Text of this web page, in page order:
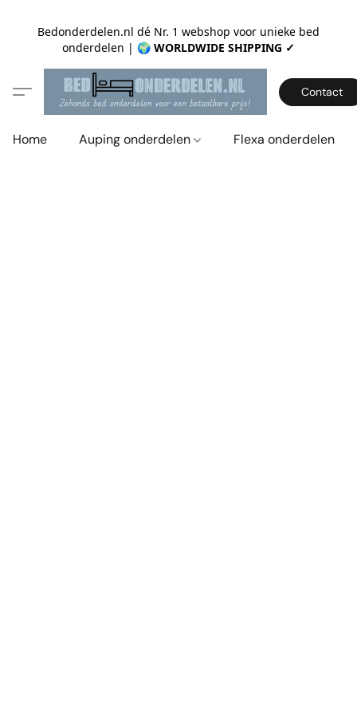
Bedonderdelen.nl dé Nr. 1 webshop voor unieke bed
onderdelen | 🌍 WORLDWIDE SHIPPING ✓
Contact
Home Auping onderdelen Flexa onderdelen